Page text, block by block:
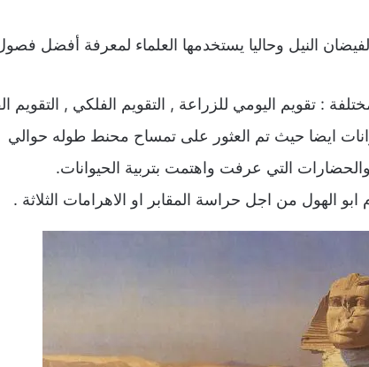
النيل وحاليا يستخدمها العلماء لمعرفة أفضل
: تقويم اليومي للزراعة , التقويم الفلكي , التقويم
ايضا حيث تم العثور على تمساح محنط طوله حوالي قدم ( 4.5
التي عرفت واهتمت بتربية الحيوانات.
الهول من اجل حراسة المقابر او الاهرامات الثلاثة .